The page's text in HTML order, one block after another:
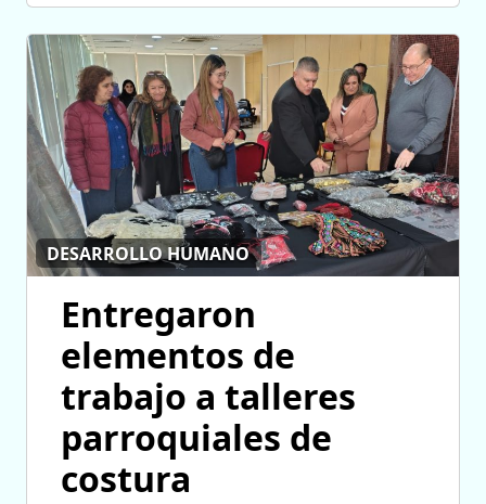
DESARROLLO HUMANO
Entregaron
elementos de
trabajo a talleres
parroquiales de
costura